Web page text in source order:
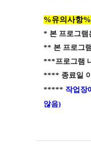
%유의사항
* 본 프로그램
** 본 프로그
***프로그램
**** 종료일
***** 작업장
않음)